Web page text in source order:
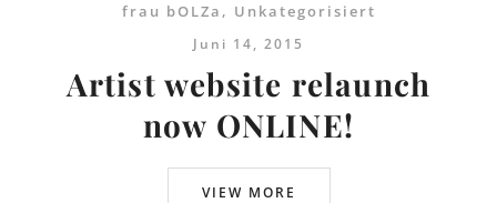
frau bOLZa , Unkategorisiert
Juni 14, 2015
Artist website relaunch
now ONLINE!
VIEW MORE